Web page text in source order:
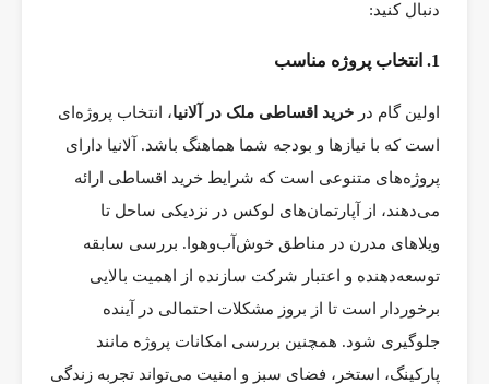
دنبال کنید:
1. انتخاب پروژه مناسب
اولین گام در خرید اقساطی ملک در آلانیا، انتخاب پروژه‌ای
است که با نیازها و بودجه شما هماهنگ باشد. آلانیا دارای
پروژه‌های متنوعی است که شرایط خرید اقساطی ارائه
می‌دهند، از آپارتمان‌های لوکس در نزدیکی ساحل تا
ویلاهای مدرن در مناطق خوش‌آب‌وهوا. بررسی سابقه
توسعه‌دهنده و اعتبار شرکت سازنده از اهمیت بالایی
برخوردار است تا از بروز مشکلات احتمالی در آینده
جلوگیری شود. همچنین بررسی امکانات پروژه مانند
پارکینگ، استخر، فضای سبز و امنیت می‌تواند تجربه زندگی